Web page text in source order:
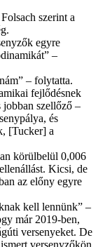
szerint a
egyre
–
– folytatta.
fejlődésnek
jobban szellőző –
és
[Tucker] a
körülbelül 0,006
Kicsi, de
az előny egyre
kell lennünk” –
már 2019-ben,
versenyeket. De
versenyzőkön